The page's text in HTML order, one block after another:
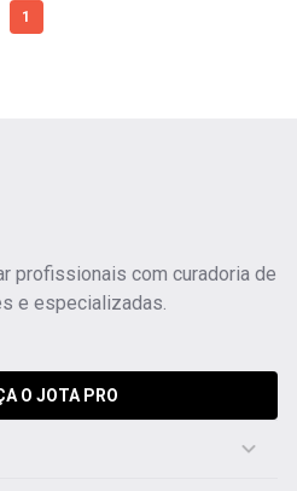
1
profissionais com curadoria de
e especializadas.
O JOTA PRO